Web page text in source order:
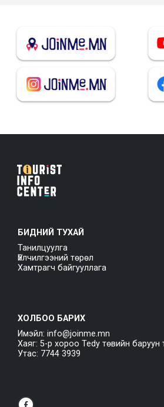
БИДНИЙ ТУХАЙ
Танилцуулга
Үйлчилгээний төрөл
Хамтрагч байгууллага
ХОЛБОО БАРИХ
Имэйл: info@joinme.mn
Хаяг: 5-р хороо Tedy төвийн
Утас: 7744 3939